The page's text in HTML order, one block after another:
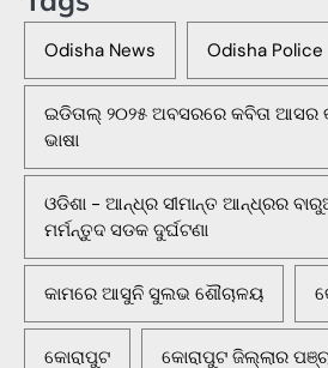
Odisha News Odisha Police
ଇଡିତାଲ୍ ୨୦୨୫ ଅବସରରେ କବିତା ଆସର
ଭାଷା
ଓଡିଶା - ଆନ୍ଧ୍ର ସୀମାନ୍ତ ଆନ୍ଧ୍ରର
ମର୍ମନ୍ତୁଦ ସଡକ ଦୁର୍ଘଟଣା
କାମରେ ଆସୁନି ସୁଲଭ ଶୌଚାଳୟ
କୋରାପୁଟ କୋରାପୁଟ ଜିଲ୍ଲାର